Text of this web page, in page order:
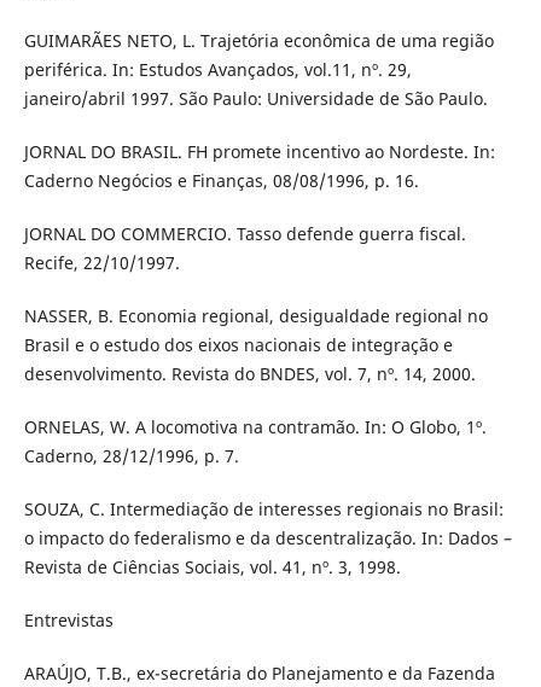
GUIMARÃES NETO, L. Trajetória econômica de uma região
periférica. In: Estudos Avançados, vol.11, nº. 29,
janeiro/abril 1997. São Paulo: Universidade de São Paulo.
JORNAL DO BRASIL. FH promete incentivo ao Nordeste. In:
Caderno Negócios e Finanças, 08/08/1996, p. 16.
JORNAL DO COMMERCIO. Tasso defende guerra fiscal.
Recife, 22/10/1997.
NASSER, B. Economia regional, desigualdade regional no
Brasil e o estudo dos eixos nacionais de integração e
desenvolvimento. Revista do BNDES, vol. 7, nº. 14, 2000.
ORNELAS, W. A locomotiva na contramão. In: O Globo, 1º.
Caderno, 28/12/1996, p. 7.
SOUZA, C. Intermediação de interesses regionais no Brasil:
o impacto do federalismo e da descentralização. In: Dados –
Revista de Ciências Sociais, vol. 41, nº. 3, 1998.
Entrevistas
ARAÚJO, T.B., ex-secretária do Planejamento e da Fazenda